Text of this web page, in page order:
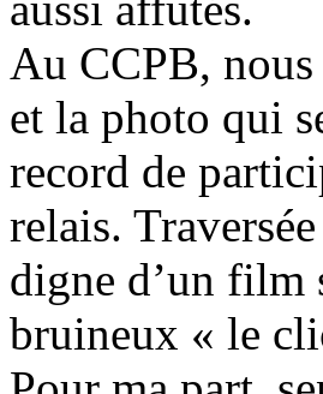
Au CCPB, nous
et la photo qui
record de
relais.
digne d’un film
bruineux « le